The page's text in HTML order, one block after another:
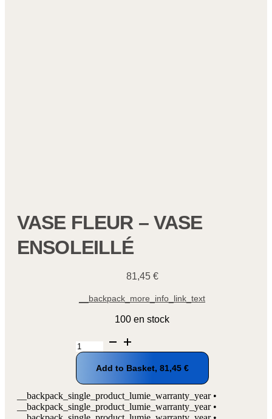
VASE FLEUR – VASE
ENSOLEILLÉ
81,45 €
__backpack_more_info_link_text
100 en stock
de
Vase
-
Vase
ensoleillé
Add to Basket, 81,45 €
__backpack_single_product_lumie_warranty_year •
__backpack_single_product_lumie_warranty_year •